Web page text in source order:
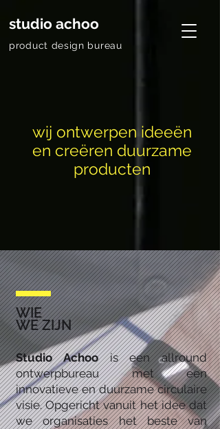
studio achoo
product design bureau
wij ontwerpen ideeën
en creëren duurzame
producten
WIE
WE ZIJN
Studio Achoois een allround
ontwerpbureau met een
innovatieve en duurzame circulaire
visie. Opgericht vanuit het idee dat
we organisaties het beste van